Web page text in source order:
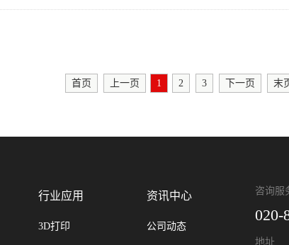
首页 上一页 1 2 3 下一页 末
行业应用
3D打印
资讯中心
公司动态
咨询服
020-
地址